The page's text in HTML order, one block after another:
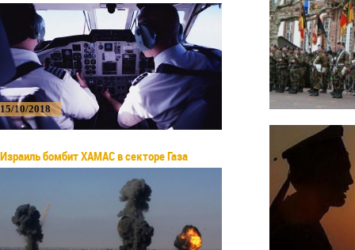
15/10/2018
Израиль бомбит ХАМАС в секторе Газа